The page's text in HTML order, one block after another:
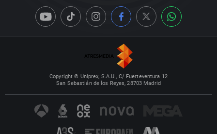
Copyright © Uniprex, S.A.U., C/ Fuerteventura 12
San Sebastián de los Reyes, 28703 Madrid